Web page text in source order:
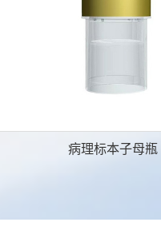
病理标本子母瓶